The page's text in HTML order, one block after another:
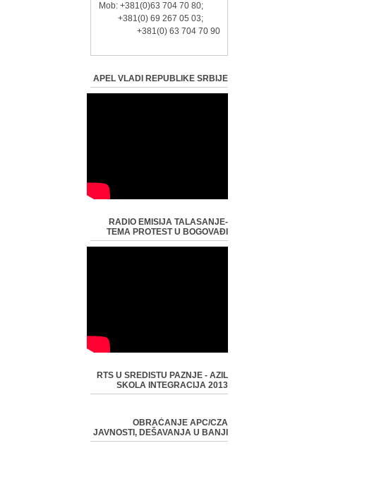
Mob: +381(0)63 704 70 80;
+381(0) 69 267 05 03;
+381(0) 63 704 70 90
APEL VLADI REPUBLIKE SRBIJE
RADIO EMISIJA TALASANJE-
TEMA PROTEST U BOGOVAĐI
RTS U SREDISTU PAZNJE - AZIL
SKOLA INTEGRACIJA 2013
OBRAĆANJE APC/CZA
JAVNOSTI, DEŠAVANJA U BANJI